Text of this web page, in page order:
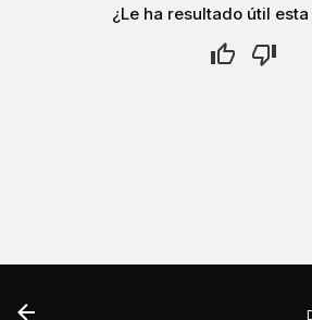
¿Le ha resultado útil